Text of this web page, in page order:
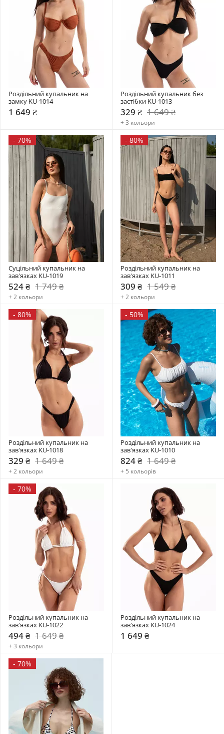
Роздільний купальник на
замку KU-1014
1 649 ₴
Роздільний купальник без
застібки KU-1013
329 ₴ 1 649 ₴
+ 3 кольори
- 70%
Суцільний купальник на
зав'язках KU-1019
524 ₴ 1 749 ₴
+ 2 кольори
- 80%
Роздільний купальник на
зав'язках KU-1011
309 ₴ 1 549 ₴
+ 2 кольори
- 80%
Роздільний купальник на
зав'язках KU-1018
329 ₴ 1 649 ₴
+ 2 кольори
- 50%
Роздільний купальник на
зав'язках KU-1010
824 ₴ 1 649 ₴
+ 5 кольорів
- 70%
Роздільний купальник на
зав'язках KU-1022
494 ₴ 1 649 ₴
+ 3 кольори
Роздільний купальник на
зав'язках KU-1024
1 649 ₴
- 70%